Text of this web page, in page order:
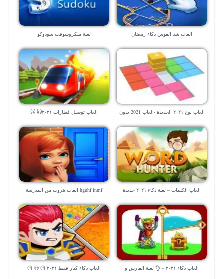
العاب شد القوس ذكاء رمضان لعبة ميكروسوفت سودوكو
العاب بوح ٢٠٢١ الجديدة -العاب 2021 بدون
العاب توصيل قطارات ٢٠٢١🙀 🙀
العاب الكلمات – لعبة ذكاء ٢٠٢١ جديدة hguhf inmf العاب هروب من المدرسة
العاب ذكاء ٢٠٢١ – 👌 لعبة الفارس و
العاب ذكاء كبار فقط ٢٠٢١ 🧐 🧐 🧐